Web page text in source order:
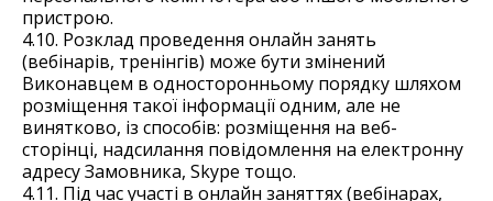
пристрою.
4.10. Розклад проведення онлайн занять
(вебінарів, тренінгів) може бути змінений
Виконавцем в односторонньому порядку шляхом
розміщення такої інформації одним, але не
винятково, із способів: розміщення на веб-
сторінці, надсилання повідомлення на електронну
адресу Замовника, Skype тощо.
4.11. Під час участі в онлайн заняттях (вебінарах,